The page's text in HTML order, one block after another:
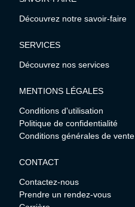
Découvrez notre savoir-faire
SERVICES
Découvrez nos services
MENTIONS LÉGALES
Conditions d'utilisation
Politique de confidentialité
Conditions générales de vente
CONTACT
Contactez-nous
Prendre un rendez-vous